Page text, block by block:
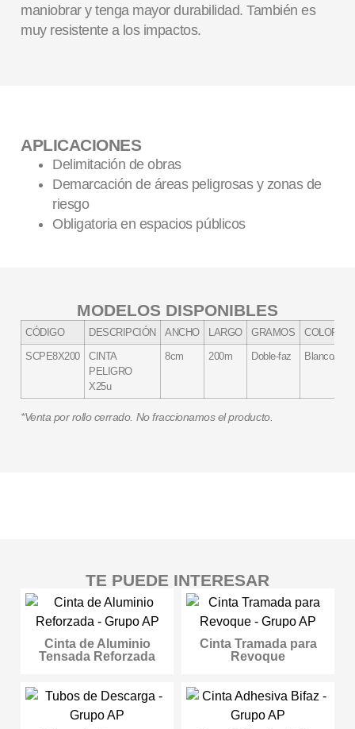
maniobrar y tenga mayor durabilidad. También es
muy resistente a los impactos.
APLICACIONES
Delimitación de obras
Demarcación de áreas peligrosas y zonas de
riesgo
Obligatoria en espacios públicos
MODELOS DISPONIBLES
CÓDIGO DESCRIPCIÓN ANCHO LARGO GRAMOS
COLOR
SCPE8X200
CINTA
PELIGRO
X25u
8cm 200m Doble-faz Blanco/Rojo
*Venta por rollo cerrado. No fraccionamos el producto.
TE PUEDE INTERESAR
Cinta de Aluminio
Tensada Reforzada
Cinta Tramada para
Revoque